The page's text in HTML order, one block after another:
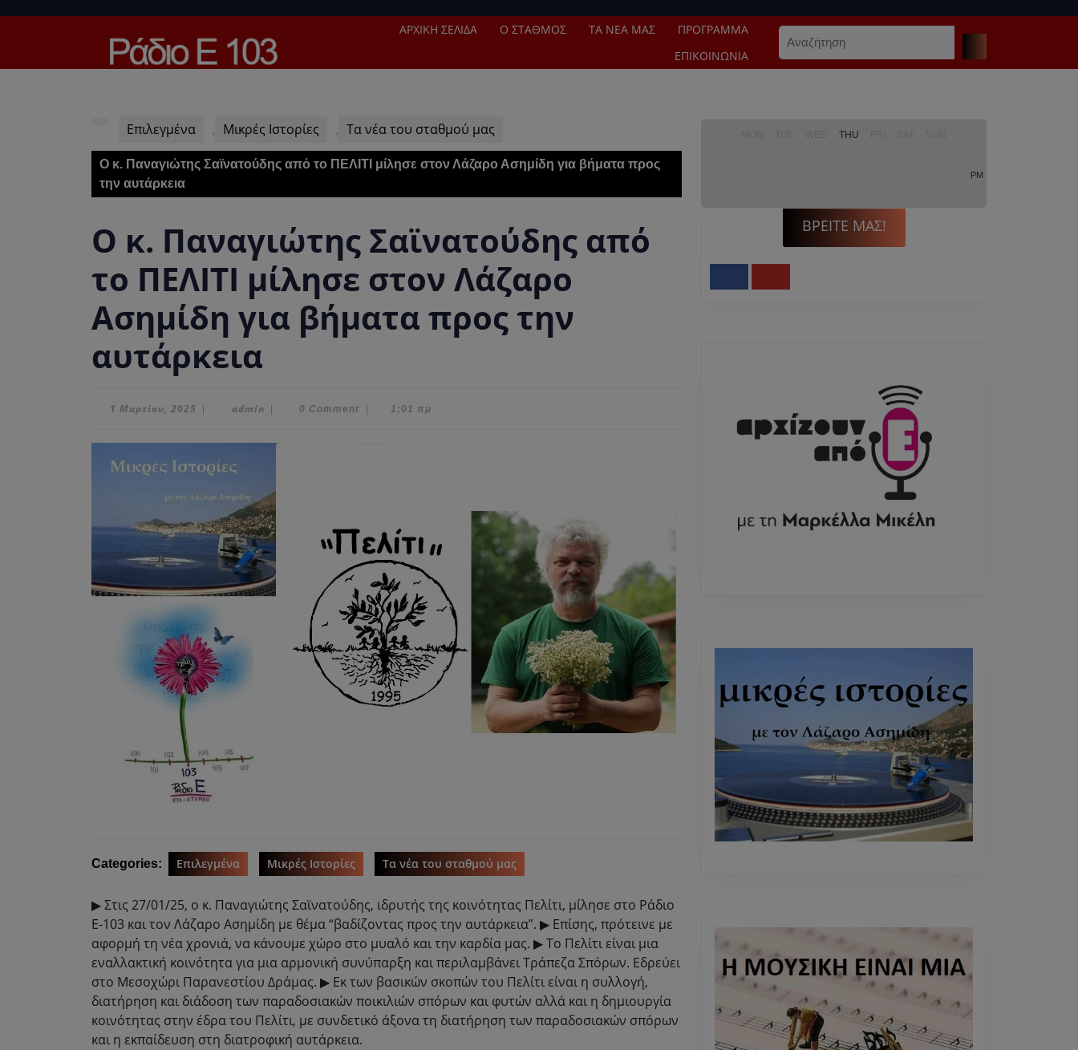
ΑΡΧΙΚΉ ΣΕΛΊΔΑ Ο ΣΤΑΘΜΌΣ ΤΑ ΝΈΑ ΜΑΣ
ΠΡΌΓΡΑΜΜΑ
ΕΠΙΚΟΙΝΩΝΊΑ
for:
Επιλεγμένα , Μικρές Ιστορίες , Τα νέα του σταθμού μας
O κ. Παναγιώτης Σαϊνατούδης από το ΠΕΛΙΤΙ μίλησε στον Λάζαρο Ασημίδη για βήματα προς
την αυτάρκεια
O κ. Παναγιώτης Σαϊνατούδης από
το ΠΕΛΙΤΙ μίλησε στον Λάζαρο
Ασημίδη για βήματα προς την
αυτάρκεια
1 Μαρτίου, 2025 adminadmin 0 Comment 1:01 πμ
Categories: Επιλεγμένα Μικρές Ιστορίες Τα νέα του σταθμού μας
▶ Στις 27/01/25, ο κ. Παναγιώτης Σαϊνατούδης, ιδρυτής της κοινότητας Πελίτι, μίλησε στο Ράδιο
Ε-103 και τον Λάζαρο Ασημίδη με θέμα “βαδίζοντας προς την αυτάρκεια”. ▶ Επίσης, πρότεινε με
αφορμή τη νέα χρονιά, να κάνουμε χώρο στο μυαλό και την καρδία μας. ▶ Το Πελίτι είναι μια
εναλλακτική κοινότητα για μια αρμονική συνύπαρξη και περιλαμβάνει Τράπεζα Σπόρων. Εδρεύει
στο Μεσοχώρι Παρανεστίου Δράμας. ▶ Εκ των βασικών σκοπών του Πελίτι είναι η συλλογή,
διατήρηση και διάδοση των παραδοσιακών ποικιλιών σπόρων και φυτών αλλά και η δημιουργία
κοινότητας στην έδρα του Πελίτι, με συνδετικό άξονα τη διατήρηση των παραδοσιακών σπόρων
και η εκπαίδευση στη διατροφική αυτάρκεια.
THU
PM
ΒΡΕΊΤΕ ΜΑΣ!